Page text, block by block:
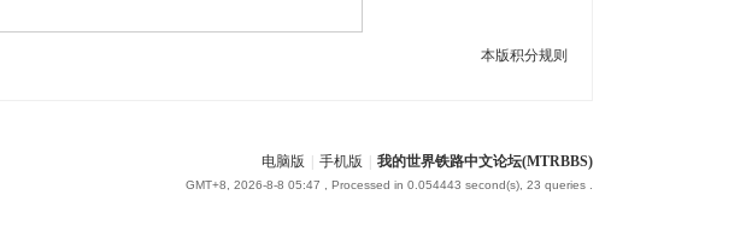
本版积分规则
电脑版 手机版 我的世界铁路中文论坛(MTRBBS)
GMT+8, 2026-8-8 05:47 , Processed in 0.054443 second(s), 23 queries .